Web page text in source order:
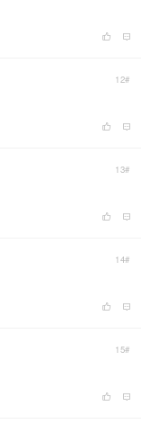
12#
13#
14#
15#